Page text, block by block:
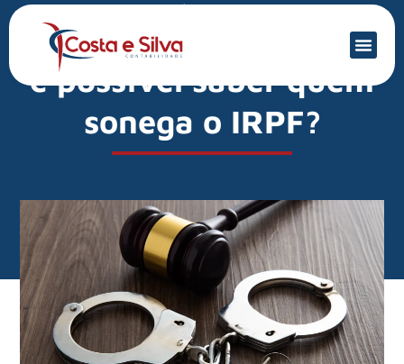
Mercado Financeiro
Receita Federal: como
é possível saber quem
sonega o IRPF?